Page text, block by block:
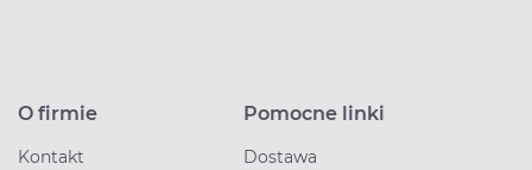
O firmie
Kontakt
Pomocne linki
Dostawa